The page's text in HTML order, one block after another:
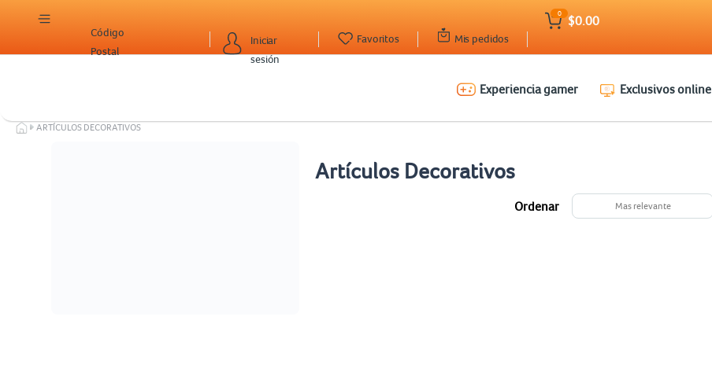
Iniciar
sesión
Código
Postal
Mis pedidos
Favoritos
0
$0.00
Experiencia gamer Exclusivos online
ARTÍCULOS DECORATIVOS
Artículos Decorativos
Ordenar Mas relevante